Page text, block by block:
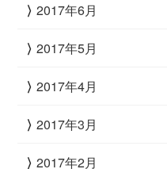
2017年6月
2017年5月
2017年4月
2017年3月
2017年2月